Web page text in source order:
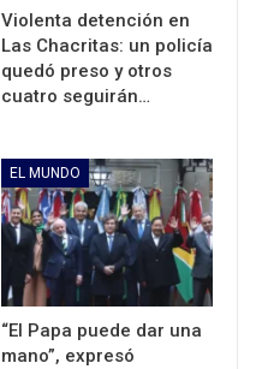
Violenta detención en
Las Chacritas: un policía
quedó preso y otros
cuatro seguirán…
EL MUNDO
“El Papa puede dar una
mano”, expresó